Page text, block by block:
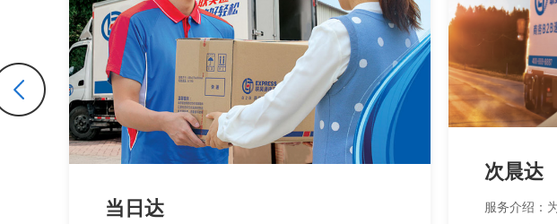
当日达
次晨达
服务介绍：